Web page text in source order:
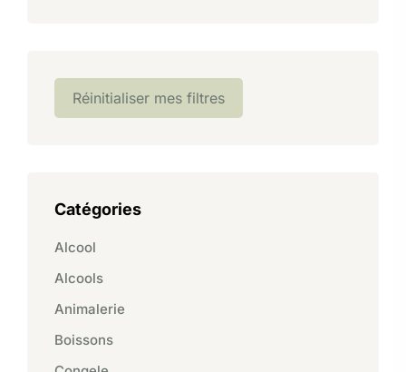
Réinitialiser mes filtres
Catégories
Alcool
Alcools
Animalerie
Boissons